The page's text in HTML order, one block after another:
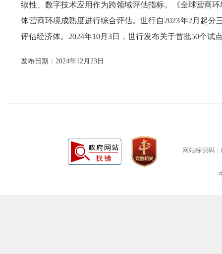
续性、数字技术应用作为跨领域评估指标。《全球营商
体营商环境成熟度进行综合评估。世行自2023年2月起
评估经济体。2024年10月3日，世行发布关于首批50个
发布日期：2024年12月23日
网站标识码